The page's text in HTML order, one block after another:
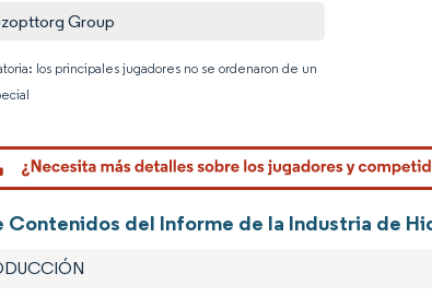
Group
los principales jugadores no se ordenaron de un
Contenidos del Informe de la Industria de